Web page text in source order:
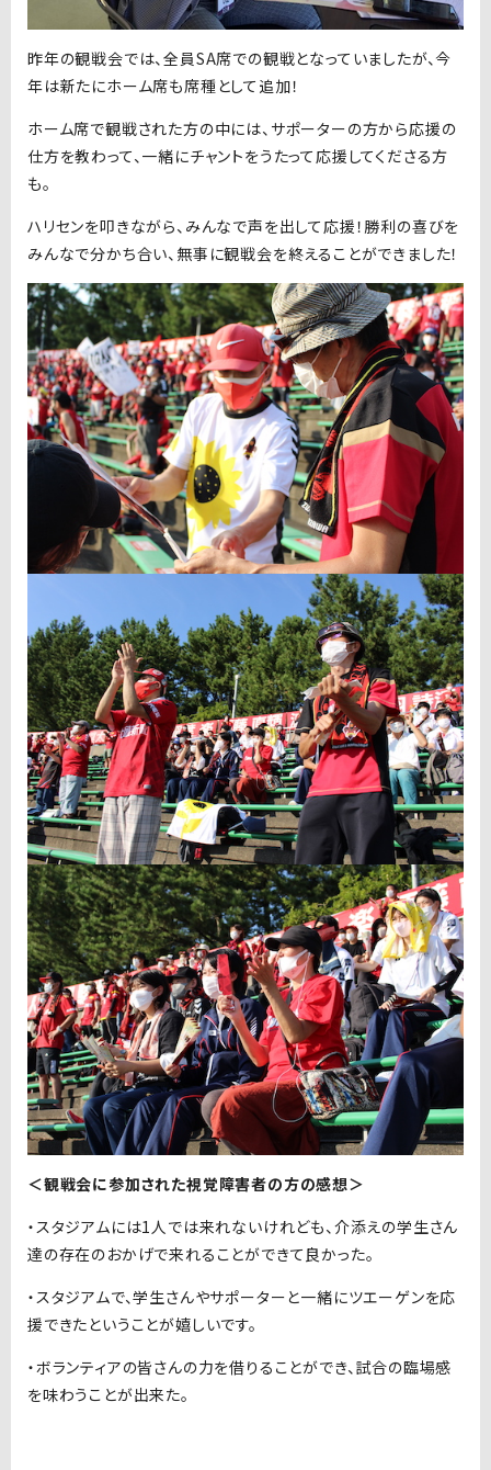
昨年の観戦会では、全員SA席での観戦となっていましたが、今
年は新たにホーム席も席種として追加！
ホーム席で観戦された方の中には、サポーターの方から応援の
仕方を教わって、一緒にチャントをうたって応援してくださる方
も。
ハリセンを叩きながら、みんなで声を出して応援！勝利の喜びを
みんなで分かち合い、無事に観戦会を終えることができました！
＜観戦会に参加された視覚障害者の方の感想＞
・スタジアムには1人では来れないけれども、介添えの学生さん
達の存在のおかげで来れることができて良かった。
・スタジアムで、学生さんやサポーターと一緒にツエーゲンを応
援できたということが嬉しいです。
・ボランティアの皆さんの力を借りることができ、試合の臨場感
を味わうことが出来た。